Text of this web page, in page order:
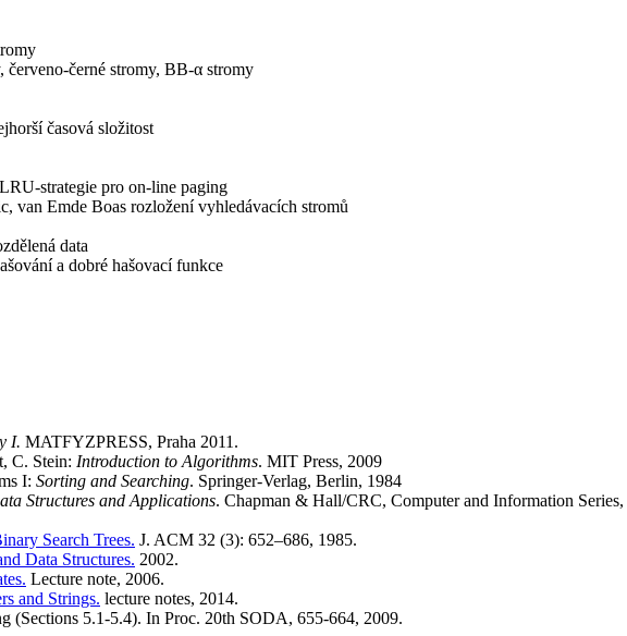
červeno-černé stromy, BB-α stromy
časová složitost
strategie pro on-line paging
van Emde Boas rozložení vyhledávacích stromů
data
a dobré hašovací funkce
I. MATFYZPRESS, Praha 2011.
C. Stein: Introduction to Algorithms. MIT Press, 2009
I: Sorting and Searching. Springer-Verlag, Berlin, 1984
Structures and Applications. Chapman & Hall/CRC, Computer and Information
Search Trees. J. ACM 32 (3): 652–686, 1985.
Data Structures. 2002.
Lecture note, 2006.
and Strings. lecture notes, 2014.
(Sections 5.1-5.4). In Proc. 20th SODA, 655-664, 2009.